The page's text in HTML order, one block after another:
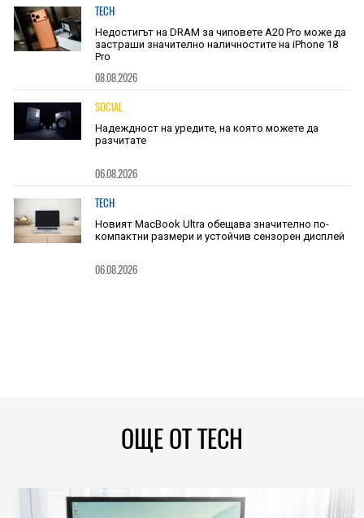
TECH
Недостигът на DRAM за чиповете A20 Pro може да
застраши значително наличностите на iPhone 18
Pro
08.08.2026
SOCIAL
Надеждност на уредите, на която можете да
разчитате
06.08.2026
TECH
Новият MacBook Ultra обещава значително по-
компактни размери и устойчив сензорен дисплей
06.08.2026
ОЩЕ ОТ TECH